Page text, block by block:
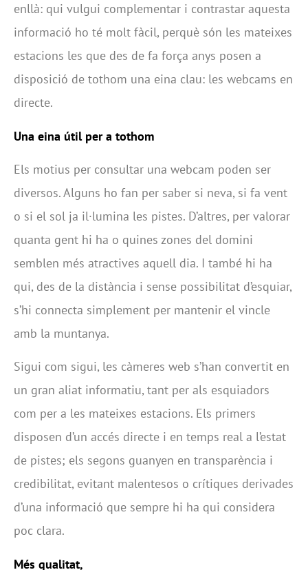
enllà: qui vulgui complementar i contrastar aquesta
informació ho té molt fàcil, perquè són les mateixes
estacions les que des de fa força anys posen a
disposició de tothom una eina clau: les webcams en
directe.
Una eina útil per a tothom
Els motius per consultar una webcam poden ser
diversos. Alguns ho fan per saber si neva, si fa vent
o si el sol ja il·lumina les pistes. D’altres, per valorar
quanta gent hi ha o quines zones del domini
semblen més atractives aquell dia. I també hi ha
qui, des de la distància i sense possibilitat d’esquiar,
s’hi connecta simplement per mantenir el vincle
amb la muntanya.
Sigui com sigui, les càmeres web s’han convertit en
un gran aliat informatiu, tant per als esquiadors
com per a les mateixes estacions. Els primers
disposen d’un accés directe i en temps real a l’estat
de pistes; els segons guanyen en transparència i
credibilitat, evitant malentesos o crítiques derivades
d’una informació que sempre hi ha qui considera
poc clara.
Més qualitat,